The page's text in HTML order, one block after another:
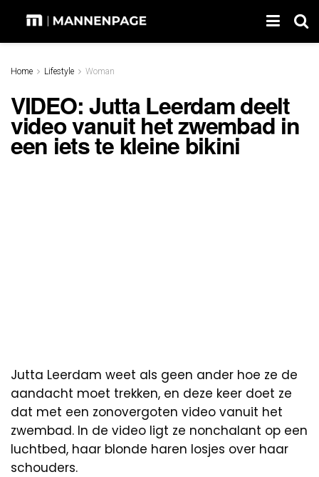
Home Lifestyle Woman
VIDEO: Jutta Leerdam deelt
video vanuit het zwembad in
een iets te kleine bikini
Jutta Leerdam weet als geen ander hoe ze de
aandacht moet trekken, en deze keer doet ze
dat met een zonovergoten video vanuit het
zwembad. In de video ligt ze nonchalant op een
luchtbed, haar blonde haren losjes over haar
schouders.